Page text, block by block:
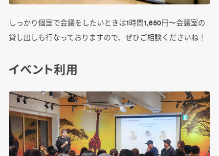
しっかり個室で会議をしたいときは1時間1,650円〜会議室の
貸し出しも行なっておりますので、ぜひご相談くださいね！
イベント利用